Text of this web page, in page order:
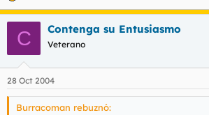
C Contenga su Entusiasmo
Veterano
28 Oct 2004
Burracoman rebuznó: